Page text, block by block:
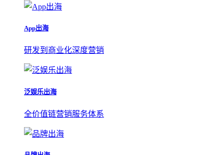
App出海
研发到商业化深度营销
泛娱乐出海
全价值链营销服务体系